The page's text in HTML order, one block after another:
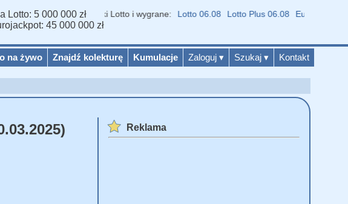
na żywo Znajdź kolekturę Kumulacje Zaloguj ▾ Szukaj ▾ Kontakt
Lotto: 5 000 000 zł
45 000 000 zł
Wyniki Lotto i wygrane: Lotto 06.08 Lotto Plus 06.08 Eurojackpot
Reklama